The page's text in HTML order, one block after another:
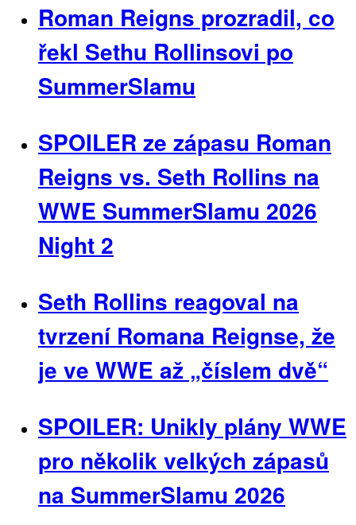
Roman Reigns prozradil, co
řekl Sethu Rollinsovi po
SummerSlamu
SPOILER ze zápasu Roman
Reigns vs. Seth Rollins na
WWE SummerSlamu 2026
Night 2
Seth Rollins reagoval na
tvrzení Romana Reignse, že
je ve WWE až „číslem dvě“
SPOILER: Unikly plány WWE
pro několik velkých zápasů
na SummerSlamu 2026